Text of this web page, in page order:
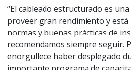
“El cableado estructurado es
proveer gran rendimiento y está
normas y buenas prácticas de
recomendamos siempre seguir.
enorgullece haber desplegado